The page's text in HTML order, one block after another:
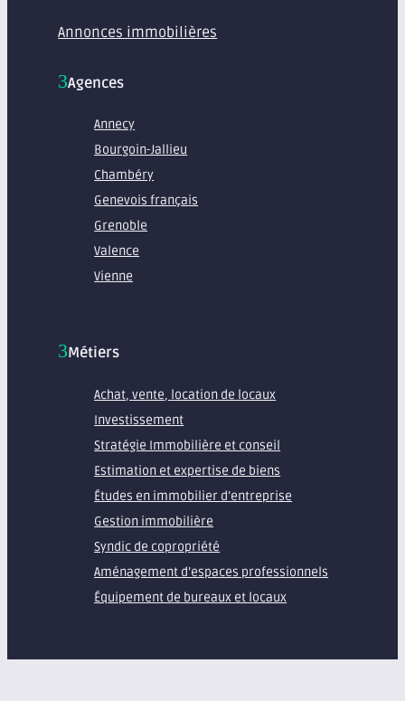
Annonces immobilières
Agences
Annecy
Bourgoin-Jallieu
Chambéry
Genevois français
Grenoble
Valence
Vienne
Métiers
Achat, vente, location de locaux
Investissement
Stratégie Immobilière et conseil
Estimation et expertise de biens
Études en immobilier d’entreprise
Gestion immobilière
Syndic de copropriété
Aménagement d’espaces professionnels
Équipement de bureaux et locaux